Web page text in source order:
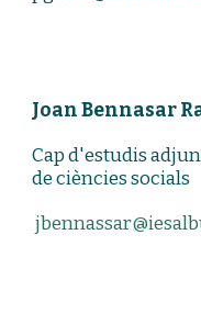
Joan Bennasar
Cap d'estudis
de ciències socials